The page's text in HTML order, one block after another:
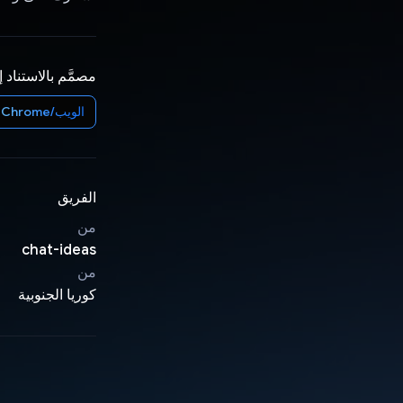
مصمَّم بالاستناد
الويب/Chrome
الفريق
من
chat-ideas
من
كوريا الجنوبية